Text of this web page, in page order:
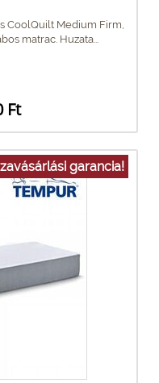
CoolQuilt Medium Firm,
matrac. Huzata...
Ft
garancia!